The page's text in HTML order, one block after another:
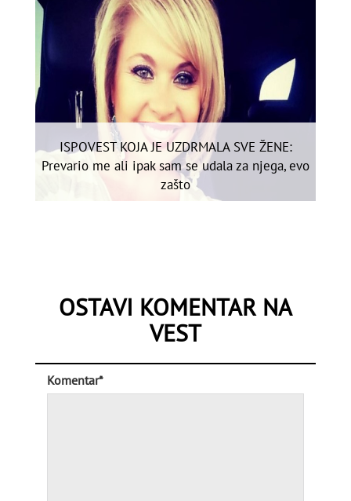
ISPOVEST KOJA JE UZDRMALA SVE ŽENE:
Prevario me ali ipak sam se udala za njega, evo
zašto
OSTAVI KOMENTAR NA
VEST
Komentar*